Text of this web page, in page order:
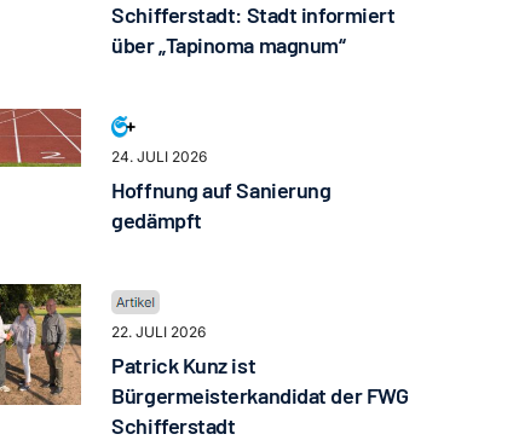
Schifferstadt: Stadt informiert
über „Tapinoma magnum“
24. JULI 2026
Hoffnung auf Sanierung
gedämpft
22. JULI 2026
Patrick Kunz ist
Bürgermeisterkandidat der FWG
Schifferstadt